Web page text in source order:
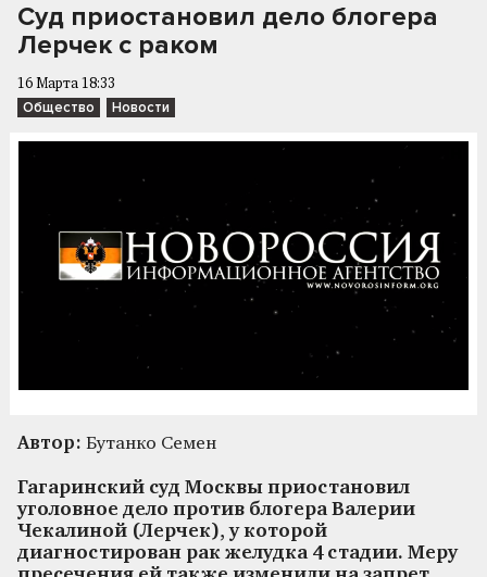
Суд приостановил дело блогера
Лерчек с раком
16 Марта 18:33
Общество Новости
Автор: Бутанко Семен
Гагаринский суд Москвы приостановил
уголовное дело против блогера Валерии
Чекалиной (Лерчек), у которой
диагностирован рак желудка 4 стадии. Меру